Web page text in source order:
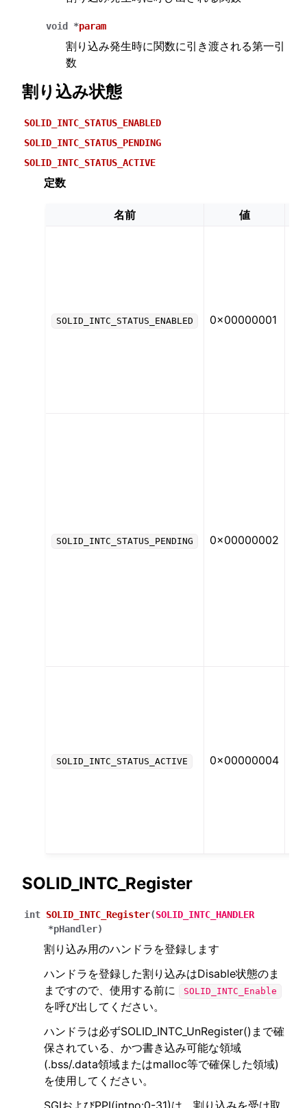
void *param
割り込み発生時に関数に引き渡される第一引
数
割り込み状態
SOLID_INTC_STATUS_ENABLED
SOLID_INTC_STATUS_PENDING
SOLID_INTC_STATUS_ACTIVE
定数
名前 値
SOLID_INTC_STATUS_ENABLED 0x00000001
SOLID_INTC_STATUS_PENDING 0x00000002
SOLID_INTC_STATUS_ACTIVE 0x00000004
SOLID_INTC_Register
int SOLID_INTC_Register(SOLID_INTC_HANDLER
*pHandler)
割り込み用のハンドラを登録します
ハンドラを登録した割り込みはDisable状態のま
まですので、使用する前に
SOLID_INTC_Enable
を呼び出してください。
ハンドラは必ずSOLID_INTC_UnRegister()まで確
保されている、かつ書き込み可能な領域
(.bss/.data領域またはmalloc等で確保した領域)
を使用してください。
SGIおよびPPI(intno:0-31)は、割り込みを受け取